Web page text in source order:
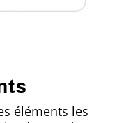
éléments les